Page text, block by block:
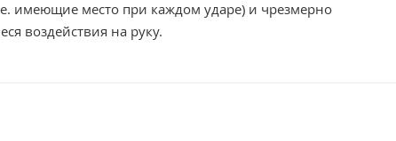
имеющие место при каждом ударе) и чрезмерно
воздействия на руку.